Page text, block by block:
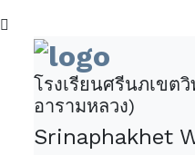
โรงเรียนศรีนภเขต
อารามหลวง)
Srinaphakhet